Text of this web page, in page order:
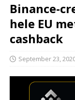
Binance-
hele EU
cashback
September 23,